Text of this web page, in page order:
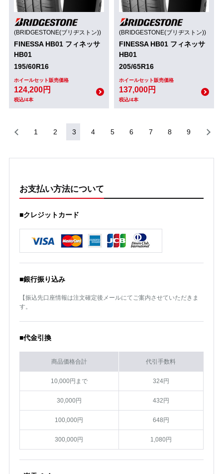
(BRIDGESTONE(ブリヂストン))
FINESSA HB01 フィネッサ
HB01
195/60R16
ホイールセット販売価格
124,200円
税込/4本
(BRIDGESTONE(ブリヂストン))
FINESSA HB01 フィネッサ
HB01
205/65R16
ホイールセット販売価格
137,000円
税込/4本
1 2 3 4 5 6 7 8 9
お支払い方法について
■クレジットカード
■銀行振り込み
【振込先口座情報は注文確定後メールにてご案内させていただきま
す。
■代金引換
商品価格合計 代引手数料
10,000円まで 324円
30,000円 432円
100,000円 648円
300,000円 1,080円